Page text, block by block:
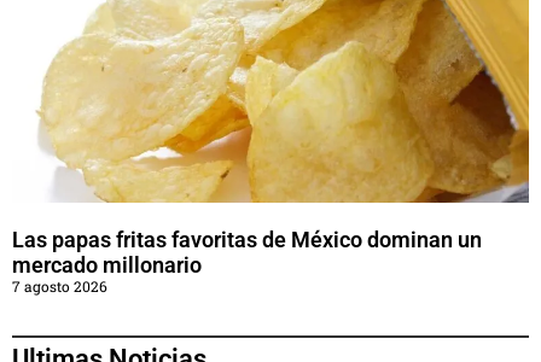
Las papas fritas favoritas de México dominan un
mercado millonario
7 agosto 2026